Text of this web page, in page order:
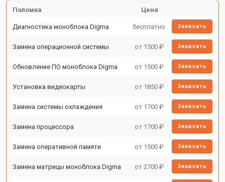
Поломка Цена
Диагностика моноблока Digma бесплатно Заказать
Замена операционной системы от 1500 ₽ Заказать
Обновление ПО моноблока Digma от 1500 ₽ Заказать
Установка видеокарты от 1850 ₽ Заказать
Замена системы охлаждения от 1700 ₽ Заказать
Замена процессора от 1700 ₽ Заказать
Замена оперативной памяти от 1500 ₽ Заказать
Замена матрицы моноблока Digma от 2700 ₽ Заказать